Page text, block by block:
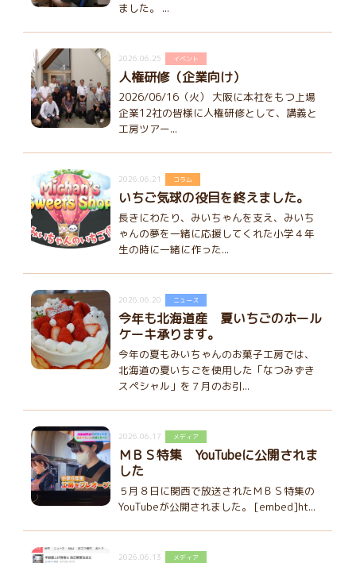
ました。 ...
2026.06.25 イベント
人権研修（企業向け）
2026/06/16（火） 大阪に本社をもつ上場
企業12社の皆様に人権研修として、講義と
工房ツアー...
2026.06.21 コラム
いちご気球の役目を終えました。
長きにわたり、みいちゃんを支え、みいち
ゃんの夢を一緒に応援してくれた小学４年
生の時に一緒に作った...
2026.06.20 ニュース
今年も北海道産 夏いちごのホール
ケーキ承ります。
今年の夏もみいちゃんのお菓子工房では、
北海道の夏いちごを使用した「なつみずき
スペシャル」を７月のお引...
2026.06.17 メディア
ＭＢＳ特集 YouTubeに公開されま
した
５月８日に関西で放送されたＭＢＳ特集の
YouTubeが公開されました。 [embed]ht...
2026.06.13 メディア